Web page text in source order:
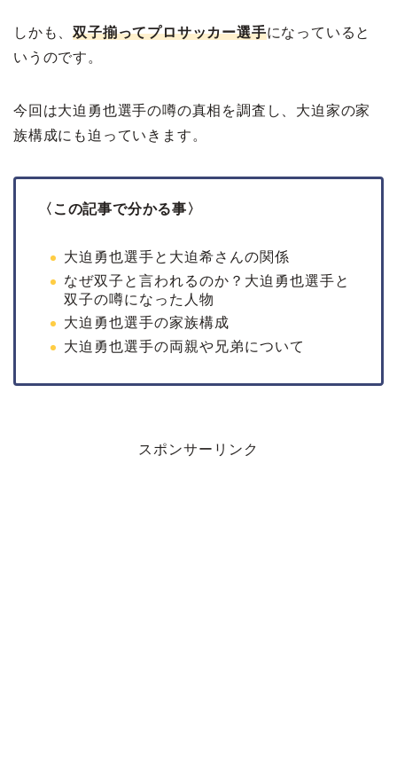
しかも、双子揃ってプロサッカー選手になっていると
いうのです。
今回は大迫勇也選手の噂の真相を調査し、大迫家の家
族構成にも迫っていきます。
〈この記事で分かる事〉
大迫勇也選手と大迫希さんの関係
なぜ双子と言われるのか？大迫勇也選手と
双子の噂になった人物
大迫勇也選手の家族構成
大迫勇也選手の両親や兄弟について
スポンサーリンク